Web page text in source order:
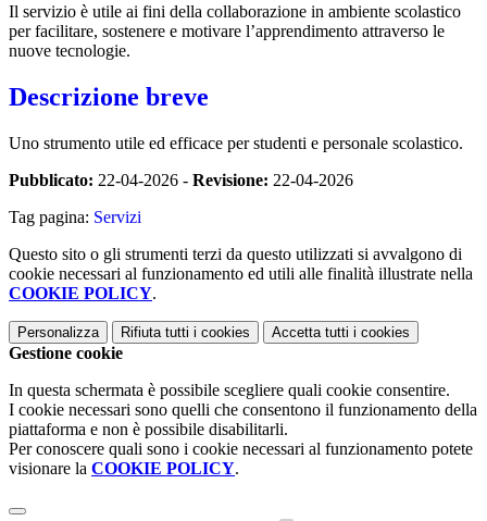
Il servizio è utile ai fini della collaborazione in ambiente scolastico
per facilitare, sostenere e motivare l’apprendimento attraverso le
nuove tecnologie.
Descrizione breve
Uno strumento utile ed efficace per studenti e personale scolastico.
Pubblicato: 22-04-2026 - Revisione: 22-04-2026
Tag pagina: Servizi
Questo sito o gli strumenti terzi da questo utilizzati si avvalgono di
cookie necessari al funzionamento ed utili alle finalità illustrate nella
COOKIE POLICY.
Personalizza Rifiuta tutti i cookies Accetta tutti i cookies
Gestione cookie
In questa schermata è possibile scegliere quali cookie consentire.
I cookie necessari sono quelli che consentono il funzionamento della
piattaforma e non è possibile disabilitarli.
Per conoscere quali sono i cookie necessari al funzionamento potete
visionare la COOKIE POLICY.